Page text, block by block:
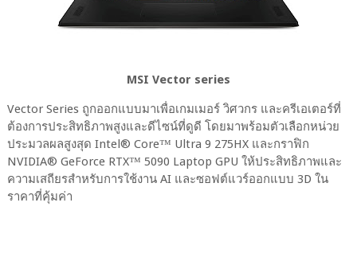
MSI Vector series
Vector Series ถูกออกแบบมาเพื่อเกมเมอร์ วิศวกร และครีเอเตอร์ที่
ต้องการประสิทธิภาพสูงและดีไซน์ที่ดูดี โดยมาพร้อมตัวเลือกหน่วย
ประมวลผลสูงสุด Intel® Core™ Ultra 9 275HX และกราฟิก
NVIDIA® GeForce RTX™ 5090 Laptop GPU ให้ประสิทธิภาพและ
ความเสถียรสำหรับการใช้งาน AI และซอฟต์แวร์ออกแบบ 3D ใน
ราคาที่คุ้มค่า